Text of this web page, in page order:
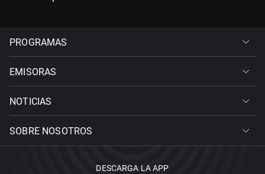
PROGRAMAS
EMISORAS
NOTICIAS
SOBRE NOSOTROS
DESCARGA LA APP